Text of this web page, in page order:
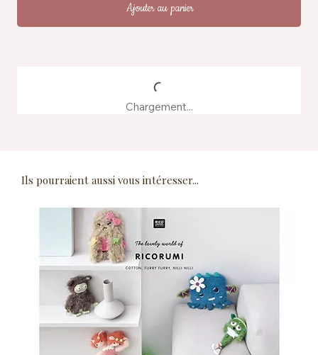
Ajouter au panier
Chargement...
Ils pourraient aussi vous intéresser...